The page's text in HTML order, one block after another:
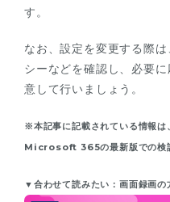
す。
なお、設定を変更する際
シーなどを確認し、必要
意して行いましょう。
※本記事に記載されている情報
Microsoft 365の最新版での検証
▼合わせて読みたい：画面録画の